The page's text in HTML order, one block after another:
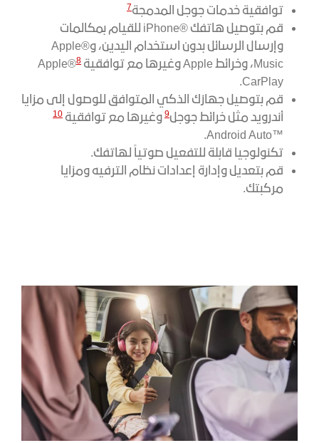
توافقية خدمات جوجل المدمجة7
قم بتوصيل هاتفك ®iPhone للقيام بمكالمات
وإرسال الرسائل بدون استخدام اليدين، و®Apple
Music، وخرائط Apple وغيرها مع توافقية
8
®Apple
CarPlay.
قم بتوصيل جهازك الذكي المتوافق للوصول إلى مزايا
أندرويد مثل خرائط جوجل9وغيرها مع توافقية 10
™Android Auto.
تكنولوجيا قابلة للتفعيل صوتياً لهاتفك.
قم بتعديل وإدارة إعدادات نظام الترفيه ومزايا
مركبتك.